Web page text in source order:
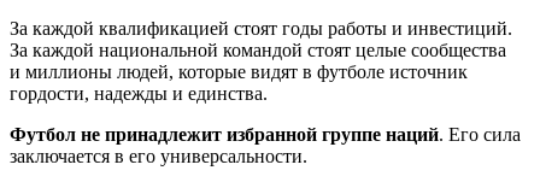
За каждой квалификацией стоят годы работы и инвестиций.
За каждой национальной командой стоят целые сообщества
и миллионы людей, которые видят в футболе источник
гордости, надежды и единства.
Футбол не принадлежит избранной группе наций. Его сила
заключается в его универсальности.